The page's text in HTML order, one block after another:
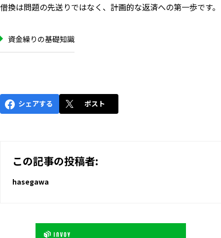
借換は問題の先送りではなく、計画的な返済への第一歩です
資金繰りの基礎知識
シェアする ポスト
この記事の投稿者:
hasegawa